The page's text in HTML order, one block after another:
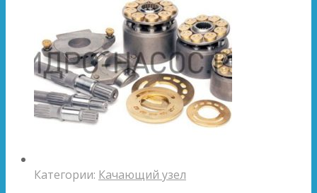
Категории: Качающий узел